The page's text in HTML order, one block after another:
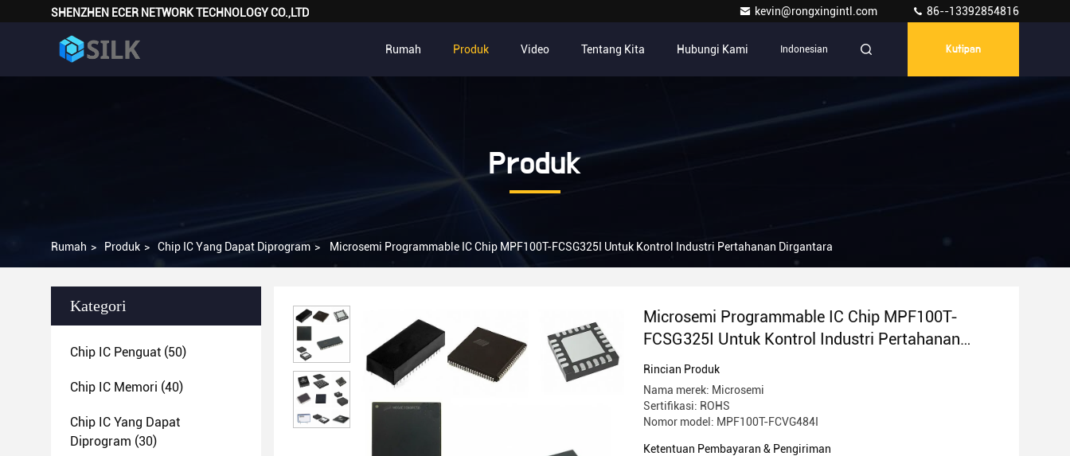
SHENZHEN ECER NETWORK TECHNOLOGY CO.,LTD kevin@rongxingintl.com 86--13392854816
Rumah Produk Video Tentang Kita Hubungi Kami Indonesian Kutipan
Produk
Rumah > Produk > Chip IC Yang Dapat Diprogram > Microsemi Programmable IC Chip MPF100T-FCSG325I Untuk Kontrol Industri Pertahanan Dirgantara
Kategori
Chip IC Penguat (50)
Chip IC Memori (40)
Chip IC Yang Dapat
Diprogram (30)
Microsemi Programmable IC Chip MPF100T-
FCSG325I Untuk Kontrol Industri Pertahanan
Dirgantara
Rincian Produk
Nama merek: Microsemi
Sertifikasi: ROHS
Nomor model: MPF100T-FCVG484I
Ketentuan Pembayaran & Pengiriman